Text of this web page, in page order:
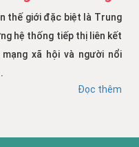
thế giới đặc biệt là Trung
hệ thống tiếp thị liên kết
xã hội và người nổi
Đọc thêm